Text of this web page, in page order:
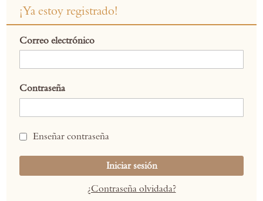
¡Ya estoy registrado!
Correo electrónico
Contraseña
Enseñar contraseña
Iniciar sesión
¿Contraseña olvidada?